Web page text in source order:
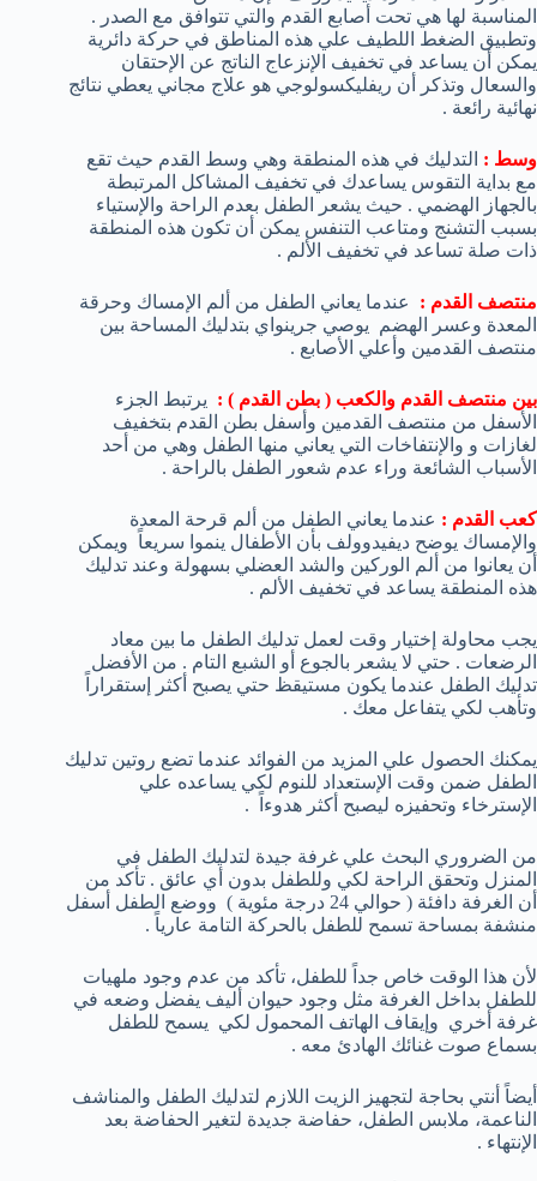
المناسبة لها هي تحت أصابع القدم والتي تتوافق مع الصدر .
وتطبيق الضغط اللطيف علي هذه المناطق في حركة دائرية
يمكن أن يساعد في تخفيف الإنزعاج الناتج عن الإحتقان
والسعال وتذكر أن ريفليكسولوجي هو علاج مجاني يعطي نتائج
نهائية رائعة .
وسط : التدليك في هذه المنطقة وهي وسط القدم حيث تقع
مع بداية التقوس يساعدك في تخفيف المشاكل المرتبطة
بالجهاز الهضمي . حيث يشعر الطفل بعدم الراحة والإستياء
بسبب التشنج ومتاعب التنفس يمكن أن تكون هذه المنطقة
ذات صلة تساعد في تخفيف الألم .
منتصف القدم : عندما يعاني الطفل من ألم الإمساك وحرقة
المعدة وعسر الهضم يوصي جرينواي بتدليك المساحة بين
منتصف القدمين وأعلي الأصابع .
بين منتصف القدم والكعب ( بطن القدم ) : يرتبط الجزء
الأسفل من منتصف القدمين وأسفل بطن القدم بتخفيف
لغازات و والإنتفاخات التي يعاني منها الطفل وهي من أحد
الأسباب الشائعة وراء عدم شعور الطفل بالراحة .
كعب القدم : عندما يعاني الطفل من ألم قرحة المعدة
والإمساك يوضح ديفيدوولف بأن الأطفال ينموا سريعاً ويمكن
أن يعانوا من ألم الوركين والشد العضلي بسهولة وعند تدليك
هذه المنطقة يساعد في تخفيف الألم .
يجب محاولة إختيار وقت لعمل تدليك الطفل ما بين معاد
الرضعات . حتي لا يشعر بالجوع أو الشبع التام . من الأفضل
تدليك الطفل عندما يكون مستيقظ حتي يصبح أكثر إستقراراً
وتأهب لكي يتفاعل معك .
يمكنك الحصول علي المزيد من الفوائد عندما تضع روتين تدليك
الطفل ضمن وقت الإستعداد للنوم لكي يساعده علي
الإسترخاء وتحفيزه ليصبح أكثر هدوءاً .
من الضروري البحث علي غرفة جيدة لتدليك الطفل في
المنزل وتحقق الراحة لكي وللطفل بدون أي عائق . تأكد من
أن الغرفة دافئة ( حوالي 24 درجة مئوية ) ووضع الطفل أسفل
منشفة بمساحة تسمح للطفل بالحركة التامة عارياً .
لأن هذا الوقت خاص جداً للطفل، تأكد من عدم وجود ملهيات
للطفل بداخل الغرفة مثل وجود حيوان أليف يفضل وضعه في
غرفة أخري وإيقاف الهاتف المحمول لكي يسمح للطفل
بسماع صوت غنائك الهادئ معه .
أيضاً أنتي بحاجة لتجهيز الزيت اللازم لتدليك الطفل والمناشف
الناعمة، ملابس الطفل، حفاضة جديدة لتغير الحفاضة بعد
الإنتهاء .